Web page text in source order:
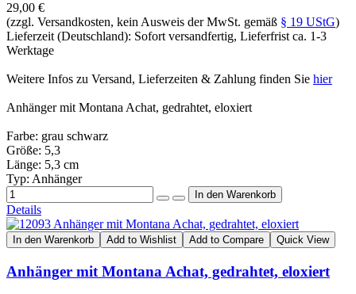
29,00 €
(zzgl. Versandkosten, kein Ausweis der MwSt. gemäß § 19 UStG)
Lieferzeit (Deutschland): Sofort versandfertig, Lieferfrist ca. 1-3
Werktage
Weitere Infos zu Versand, Lieferzeiten & Zahlung finden Sie hier
Anhänger mit Montana Achat, gedrahtet, eloxiert
Farbe: grau schwarz
Größe: 5,3
Länge: 5,3 cm
Typ: Anhänger
Details
In den Warenkorb Add to Wishlist Add to Compare Quick View
Anhänger mit Montana Achat, gedrahtet, eloxiert